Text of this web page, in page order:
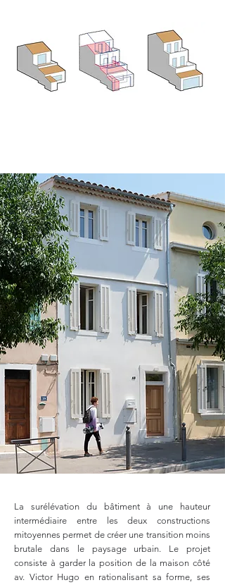
La surélévation du bâtiment à une hauteur
intermédiaire entre les deux constructions
mitoyennes permet de créer une transition moins
brutale dans le paysage urbain. Le projet
consiste à garder la position de la maison côté
av. Victor Hugo en rationalisant sa forme, ses